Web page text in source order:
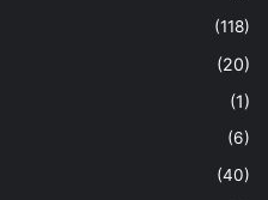
(118)
(20)
(1)
(6)
(40)